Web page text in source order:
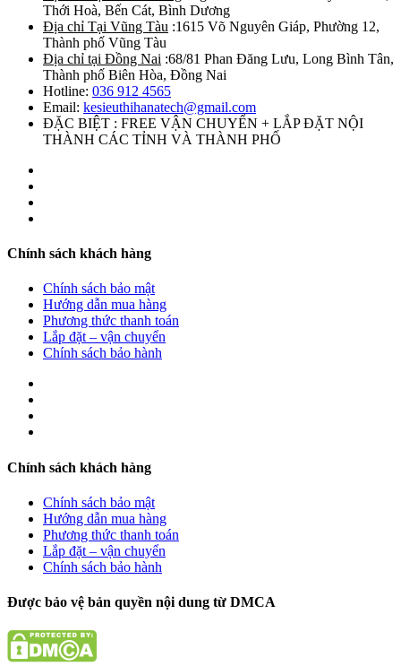
Thới Hoà, Bến Cát, Bình Dương
Địa chỉ Tại Vũng Tàu :1615 Võ Nguyên Giáp, Phường 12,
Thành phố Vũng Tàu
Địa chỉ tại Đồng Nai :68/81 Phan Đăng Lưu, Long Bình Tân,
Thành phố Biên Hòa, Đồng Nai
Hotline: 036 912 4565
Email: kesieuthihanatech@gmail.com
ĐẶC BIỆT : FREE VẬN CHUYỂN + LẮP ĐẶT NỘI
THÀNH CÁC TỈNH VÀ THÀNH PHỐ
Chính sách khách hàng
Chính sách bảo mật
Hướng dẫn mua hàng
Phương thức thanh toán
Lắp đặt – vận chuyển
Chính sách bảo hành
Chính sách khách hàng
Chính sách bảo mật
Hướng dẫn mua hàng
Phương thức thanh toán
Lắp đặt – vận chuyển
Chính sách bảo hành
Được bảo vệ bản quyền nội dung từ DMCA